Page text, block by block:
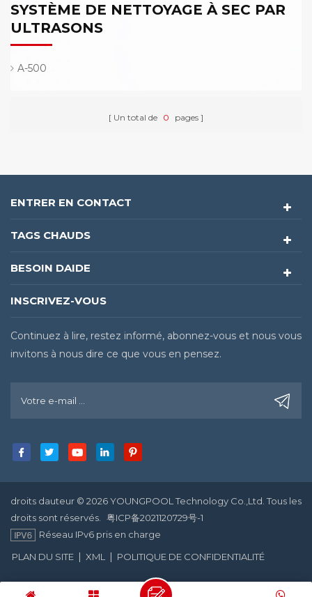
SYSTÈME DE NETTOYAGE À SEC PAR
ULTRASONS
A-500
Un total de 0 pages
ENTRER EN CONTACT
TAGS CHAUDS
BESOIN DAIDE
INSCRIVEZ-VOUS
Continuez à lire, restez informé, abonnez-vous et nous vous
invitons à nous dire ce que vous en pensez.
droits dauteur © 2026 YOUNGPOOL Technology Co.,Ltd. Tous les
droits sont réservés.
粤ICP备2021120729号-1
Réseau IPv6 pris en charge
PLAN DU SITE | XML | POLITIQUE DE CONFIDENTIALITÉ